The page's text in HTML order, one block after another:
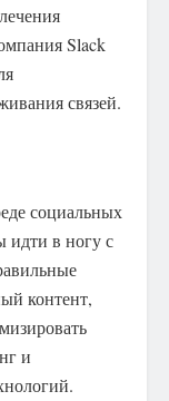
Slack
связей.
социальных
идти в ногу с
контент,
и